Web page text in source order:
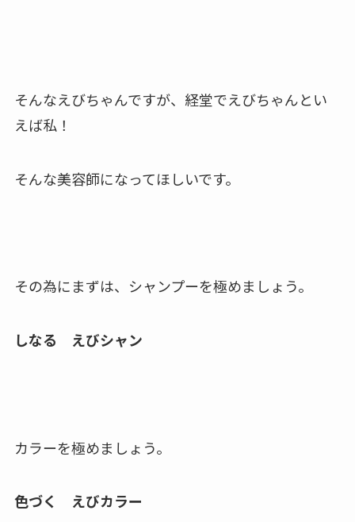
そんなえびちゃんですが、経堂でえびちゃんとい
えば私！
そんな美容師になってほしいです。
その為にまずは、シャンプーを極めましょう。
しなる えびシャン
カラーを極めましょう。
色づく えびカラー